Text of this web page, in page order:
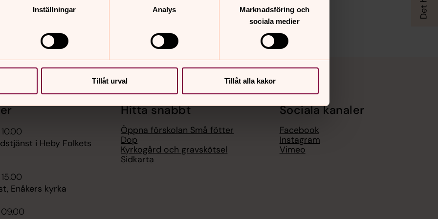
Inställningar Analys
Marknadsföring och
sociala medier
Tillåt urval Tillåt alla kakor
i Heby Folkets
Enåkers kyrka
09.00
Hitta snabbt
Öppna förskolan Små fötter
Dop
Kyrkogård och gravskötsel
Sidkarta
Sociala kanaler
Facebook
Instagram
Vimeo